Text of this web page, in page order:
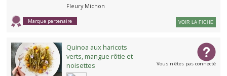
Fleury Michon
Marque partenaire VOIR LA FICHE
Quinoa aux haricots
verts, mangue rôtie et
noisettes
Vous n'êtes pas connecté